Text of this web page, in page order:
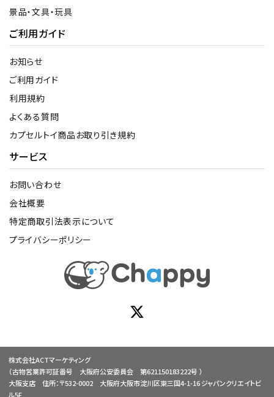
景品・文具・玩具
ご利用ガイド
お知らせ
ご利用ガイド
利用規約
よくある質問
カプセルトイ商品お取り引き規約
サービス
お問い合わせ
会社概要
特定商取引法表示について
プライバシーポリシー
株式会社ACTマーケティング
（古物営業許可証番号 大阪府公安委員会 第621150183222号 ）
大阪支店 住所：〒532-0002 大阪府大阪市淀川区東三国4-1-16 ジャパンクリエイトビ
ル5F